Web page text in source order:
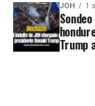
JOH 1
Trump